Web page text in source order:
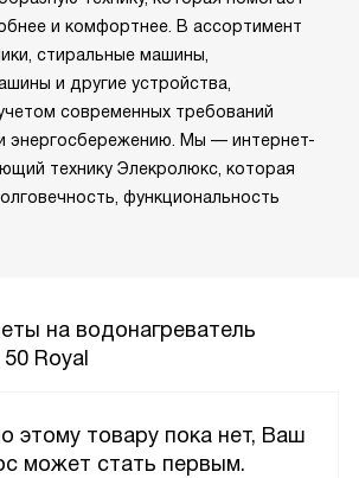
и комфортнее. В ассортимент
стиральные машины,
и другие устройства,
современных требований
энергосбережению. Мы — интернет-
технику Элекролюкс, которая
функциональность
на водонагреватель
Royal
этому товару пока нет, Ваш
может стать первым.